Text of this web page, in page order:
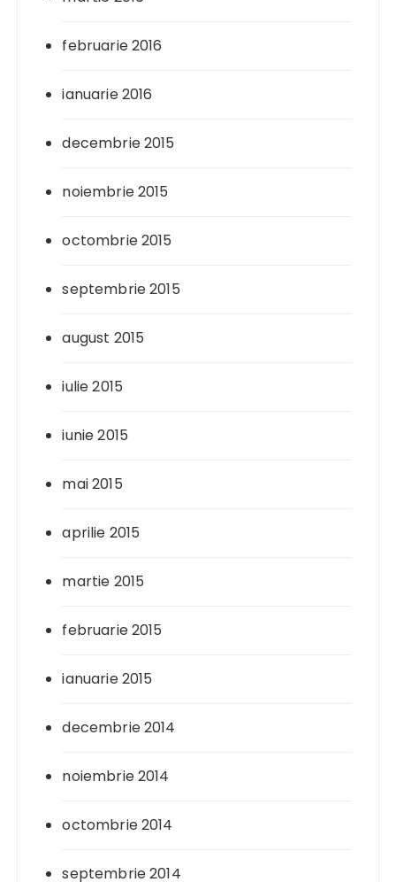
februarie 2016
ianuarie 2016
decembrie 2015
noiembrie 2015
octombrie 2015
septembrie 2015
august 2015
iulie 2015
iunie 2015
mai 2015
aprilie 2015
martie 2015
februarie 2015
ianuarie 2015
decembrie 2014
noiembrie 2014
octombrie 2014
septembrie 2014